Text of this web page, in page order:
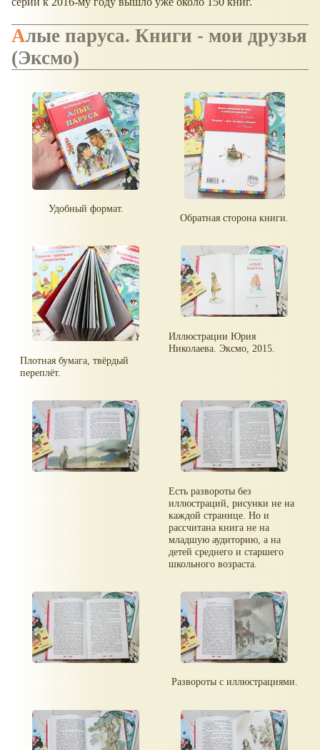
Алые паруса. Книги - мои друзья
(Эксмо)
Удобный формат.
Обратная сторона книги.
Плотная бумага, твёрдый
переплёт.
Иллюстрации Юрия
Николаева. Эксмо, 2015.
Есть развороты без
иллюстраций, рисунки не на
каждой странице. Но и
рассчитана книга не на
младшую аудиторию, а на
детей среднего и старшего
школьного возраста.
Развороты с иллюстрациями.